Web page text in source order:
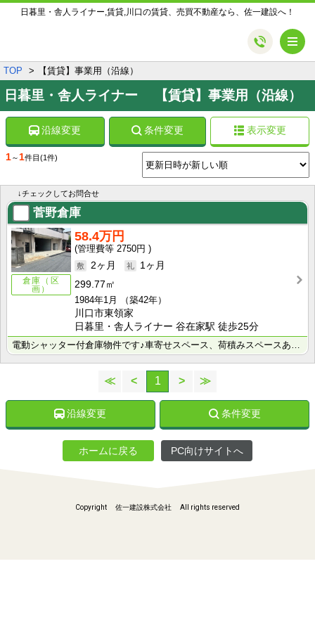
日暮里・舎人ライナー,賃貸,川口の賃貸、売買不動産なら、佐一建設へ！
TOP 【賃貸】事業用（沿線）
日暮里・舎人ライナー 【賃貸】事業用（沿線）
沿線変更 条件変更 表示変更
1～1件目 (1件)
↓チェックしてお問合せ
菅野倉庫
倉庫（区
画）
58.4万円
2750円
2ヶ月
1ヶ月
299.77㎡
1984年1月
（築42年）
川口市東領家
日暮里・舎人ライナー 谷在家駅 徒歩25分
電動シャッター付倉庫物件です♪車寄せスペース、荷積みスペースあります！駐車場2台分！
≪ < 1 > ≫
沿線変更 条件変更
ホームに戻る PC向けサイトへ
Copyright 佐一建設株式会社 All rights reserved